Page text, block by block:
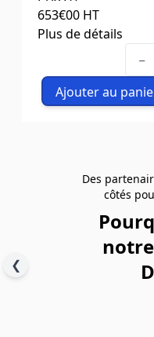
❮
653€00 HT
Plus de détails
Longueur fourches
Largeur hors tout
Poids (kg)69
−
Ajouter au
Des
côtés